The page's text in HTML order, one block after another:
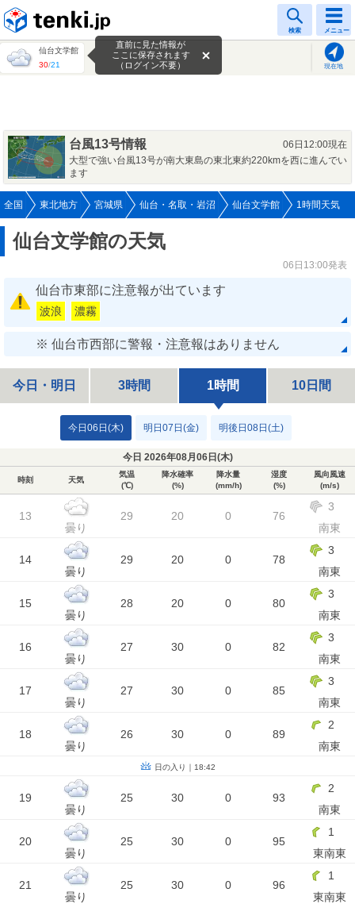
検索 メニュー
仙台文学館
30/21 現在地
直前に見た情報が
ここに保存されます
（ログイン不要）
台風13号情報
06日12:00現在
大型で強い台風13号が南大東島の東北東約220kmを西に進んでい
ます
全国 東北地方 宮城県 仙台・名取・岩沼 仙台文学館 1時間天気
仙台文学館の天気
06日13:00発表
仙台市東部に注意報が出ています
波浪 濃霧
※ 仙台市西部に警報・注意報はありません
今日・明日 3時間 1時間 10日間
今日06日(木) 明日07日(金) 明後日08日(土)
今日 2026年08月06日(木)
時刻 天気
気温
(℃)
降水確率
(%)
降水量
(mm/h)
湿度
(%)
風向風速
(m/s)
13
曇り
29 20 0 76
3
南東
14
曇り
29 20 0 78
3
南東
15
曇り
28 20 0 80
3
南東
16
曇り
27 30 0 82
3
南東
17
曇り
27 30 0 85
3
南東
18
曇り
26 30 0 89
2
南東
日の入り｜18:42
19
曇り
25 30 0 93
2
南東
20
曇り
25 30 0 95
1
東南東
21
曇り
25 30 0 96
1
東南東